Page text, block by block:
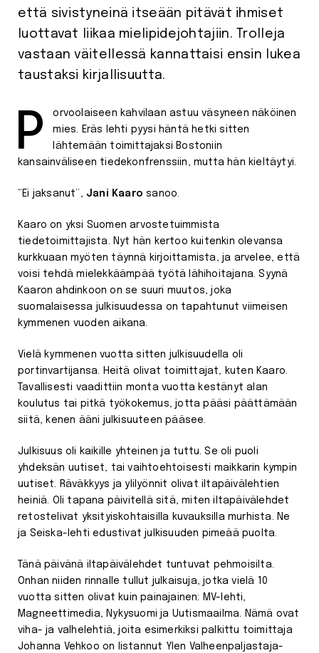
että sivistyneinä itseään pitävät ihmiset
luottavat liikaa mielipidejohtajiin. Trolleja
vastaan väitellessä kannattaisi ensin lukea
taustaksi kirjallisuutta.
Porvoolaiseen kahvilaan astuu väsyneen näköinen
mies. Eräs lehti pyysi häntä hetki sitten
lähtemään toimittajaksi Bostoniin
kansainväliseen tiedekonfrenssiin, mutta hän kieltäytyi.
“Ei jaksanut”, Jani Kaaro sanoo.
Kaaro on yksi Suomen arvostetuimmista
tiedetoimittajista. Nyt hän kertoo kuitenkin olevansa
kurkkuaan myöten täynnä kirjoittamista, ja arvelee, että
voisi tehdä mielekkäämpää työtä lähihoitajana. Syynä
Kaaron ahdinkoon on se suuri muutos, joka
suomalaisessa julkisuudessa on tapahtunut viimeisen
kymmenen vuoden aikana.
Vielä kymmenen vuotta sitten julkisuudella oli
portinvartijansa. Heitä olivat toimittajat, kuten Kaaro.
Tavallisesti vaadittiin monta vuotta kestänyt alan
koulutus tai pitkä työkokemus, jotta pääsi päättämään
siitä, kenen ääni julkisuuteen pääsee.
Julkisuus oli kaikille yhteinen ja tuttu. Se oli puoli
yhdeksän uutiset, tai vaihtoehtoisesti maikkarin kympin
uutiset. Räväkkyys ja ylilyönnit olivat iltapäivälehtien
heiniä. Oli tapana päivitellä sitä, miten iltapäivälehdet
retostelivat yksityiskohtaisilla kuvauksilla murhista. Ne
ja Seiska-lehti edustivat julkisuuden pimeää puolta.
Tänä päivänä iltapäivälehdet tuntuvat pehmoisilta.
Onhan niiden rinnalle tullut julkaisuja, jotka vielä 10
vuotta sitten olivat kuin painajainen: MV-lehti,
Magneettimedia, Nykysuomi ja Uutismaailma. Nämä ovat
viha- ja valhelehtiä, joita esimerkiksi palkittu toimittaja
Johanna Vehkoo on listannut Ylen Valheenpaljastaja-